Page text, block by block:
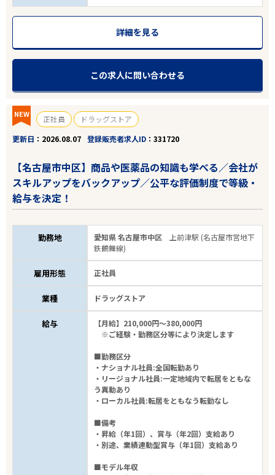
詳細を見る
この求人に問い合わせる
NEW 正社員
ドラッグストア
更新日
2026.08.07 登録販売者求人ID 331720
【名古屋市中区】商品や医薬品の知識も学べる／会社が
スキルアップをバックアップ／公平な評価制度で等級・
給与を決定！
勤務地 愛知県 名古屋市中区
上前津駅 (名古屋市営地下
鉄鶴舞線)
雇用形態 正社員
業種 ドラッグストア
給与
【月給】210,000円～380,000円
※ご経験・勤務区分等により決定します
■勤務区分
・ナショナル社員:全国転勤あり
・リージョナル社員:一定地域内で転居をともな
う異動あり
・ローカル社員:転居をともなう転勤なし
■備考
・昇給（年1回）、賞与（年2回）支給あり
・別途、業績連動型賞与（年1回）支給あり
■モデル年収